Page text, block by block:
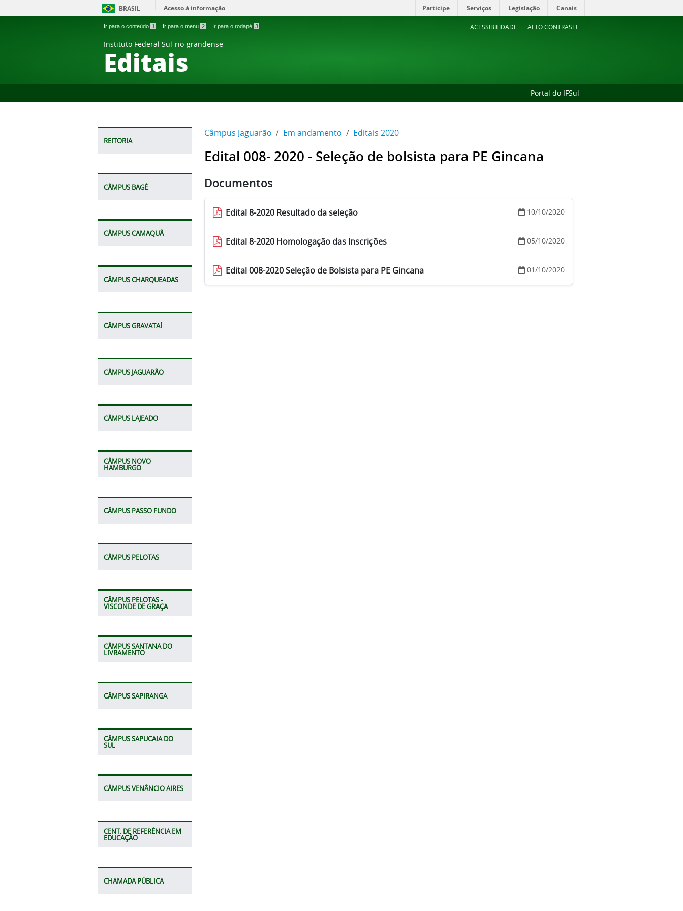
BRASIL Acesso à informação Participe Serviços Legislação Canais
Ir para o conteúdo 1 Ir para o menu 2 Ir para o rodapé 3 ACESSIBILIDADE ALTO CONTRASTE
Instituto Federal Sul-rio-grandense
Editais
Portal do IFSul
REITORIA
CÂMPUS BAGÉ
CÂMPUS CAMAQUÃ
CÂMPUS CHARQUEADAS
CÂMPUS GRAVATAÍ
CÂMPUS JAGUARÃO
CÂMPUS LAJEADO
CÂMPUS NOVO
HAMBURGO
CÂMPUS PASSO FUNDO
CÂMPUS PELOTAS
CÂMPUS PELOTAS -
VISCONDE DE GRAÇA
CÂMPUS SANTANA DO
LIVRAMENTO
CÂMPUS SAPIRANGA
CÂMPUS SAPUCAIA DO
SUL
CÂMPUS VENÂNCIO AIRES
CENT. DE REFERÊNCIA EM
EDUCAÇÃO
CHAMADA PÚBLICA
Câmpus Jaguarão Em andamento Editais 2020
Edital 008- 2020 - Seleção de bolsista para PE Gincana
Documentos
Edital 8-2020 Resultado da seleção 10/10/2020
Edital 8-2020 Homologação das Inscrições 05/10/2020
Edital 008-2020 Seleção de Bolsista para PE Gincana 01/10/2020